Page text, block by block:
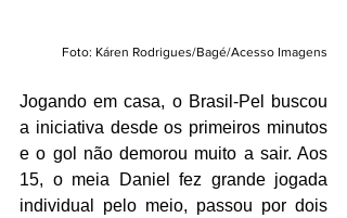
Foto: Káren Rodrigues/Bagé/Acesso Imagens
Jogando em casa, o Brasil-Pel buscou
a iniciativa desde os primeiros minutos
e o gol não demorou muito a sair. Aos
15, o meia Daniel fez grande jogada
individual pelo meio, passou por dois